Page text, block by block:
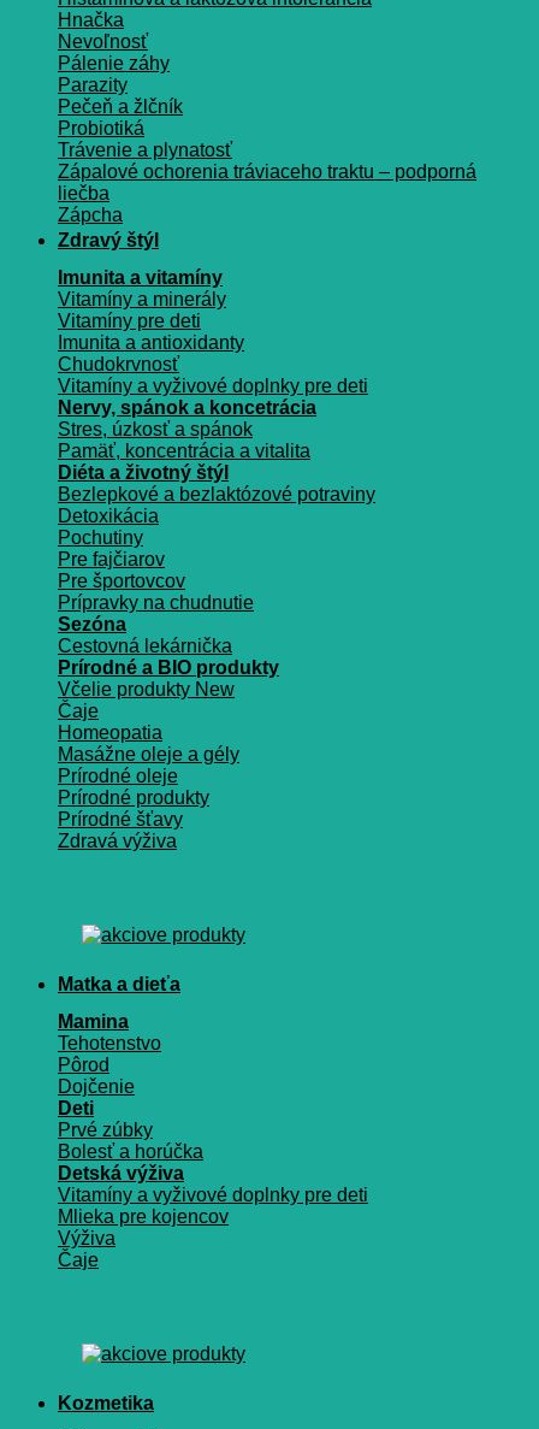
Hnačka
Nevoľnosť
Pálenie záhy
Parazity
Pečeň a žlčník
Probiotiká
Trávenie a plynatosť
Zápalové ochorenia tráviaceho traktu – podporná
liečba
Zápcha
Zdravý štýl
Imunita a vitamíny
Vitamíny a minerály
Vitamíny pre deti
Imunita a antioxidanty
Chudokrvnosť
Vitamíny a vyživové doplnky pre deti
Nervy, spánok a koncetrácia
Stres, úzkosť a spánok
Pamäť, koncentrácia a vitalita
Diéta a životný štýl
Bezlepkové a bezlaktózové potraviny
Detoxikácia
Pochutiny
Pre fajčiarov
Pre športovcov
Prípravky na chudnutie
Sezóna
Cestovná lekárnička
Prírodné a BIO produkty
Včelie produkty
Čaje
Homeopatia
Masážne oleje a gély
Prírodné oleje
Prírodné produkty
Prírodné šťavy
Zdravá výživa
Matka a dieťa
Mamina
Tehotenstvo
Pôrod
Dojčenie
Deti
Prvé zúbky
Bolesť a horúčka
Detská výživa
Vitamíny a vyživové doplnky pre deti
Mlieka pre kojencov
Výživa
Čaje
Kozmetika